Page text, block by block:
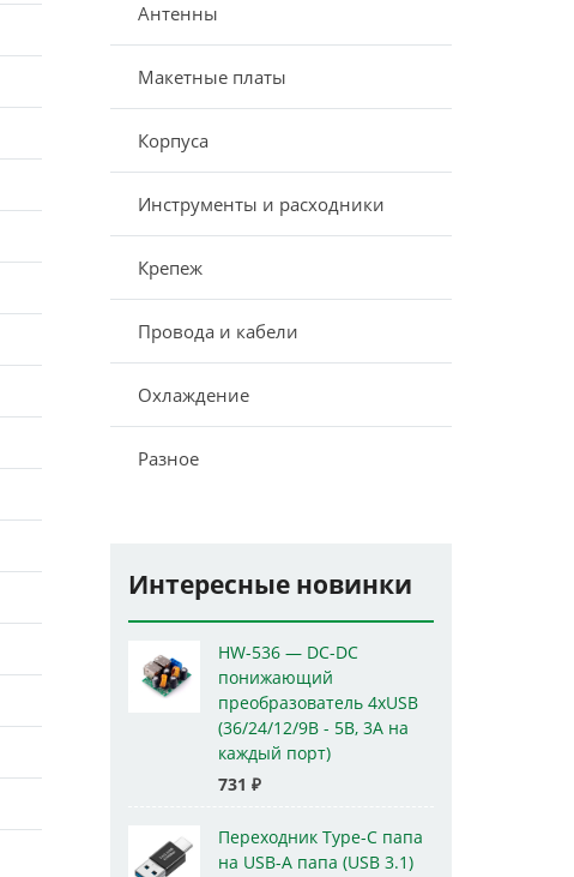
Антенны
Макетные платы
Корпуса
Инструменты и расходники
Крепеж
Провода и кабели
Охлаждение
Разное
Интересные новинки
HW-536 — DC-DC
понижающий
преобразователь 4xUSB
(36/24/12/9В - 5В, 3А на
каждый порт)
731 ₽
Переходник Type-C папа
на USB-A папа (USB 3.1)